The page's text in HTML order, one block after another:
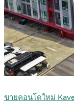
ขายคอนโดใหม่